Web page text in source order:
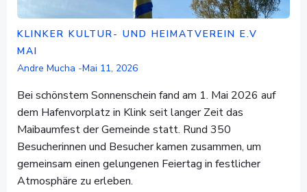
KLINKER KULTUR- UND HEIMATVEREIN E.V
MAI
Andre Mucha -Mai 11, 2026
Bei schönstem Sonnenschein fand am 1. Mai 2026 auf
dem Hafenvorplatz in Klink seit langer Zeit das
Maibaumfest der Gemeinde statt. Rund 350
Besucherinnen und Besucher kamen zusammen, um
gemeinsam einen gelungenen Feiertag in festlicher
Atmosphäre zu erleben.